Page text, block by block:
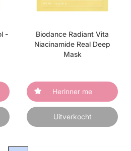
-
Biodance Radiant Vita
Niacinamide Real Deep
Mask
Herinner me
Uitverkocht